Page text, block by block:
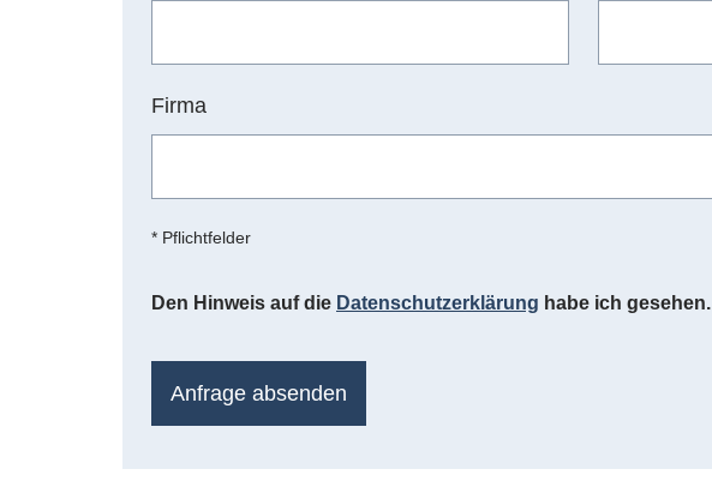
Firma
* Pflichtfelder
Den Hinweis auf die Datenschutzerklärung habe ich gesehen.
Anfrage absenden